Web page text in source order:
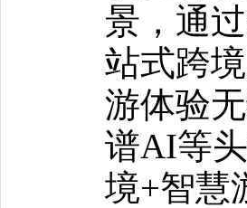
景，通
站式跨
游体验
谱AI等
境+智慧